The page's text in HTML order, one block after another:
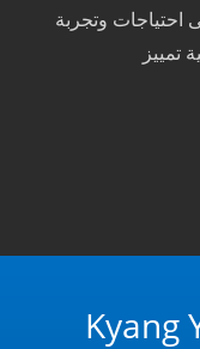
احتياجات وتجربة